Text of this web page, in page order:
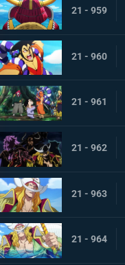
21 - 959
21 - 960
21 - 961
21 - 962
21 - 963
21 - 964